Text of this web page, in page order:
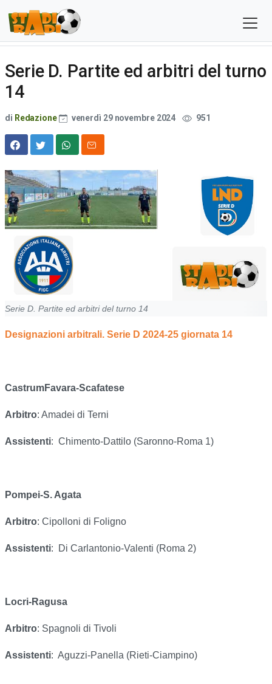
Serie D. Partite ed arbitri del turno
14
di Redazione venerdì 29 novembre 2024 951
Serie D. Partite ed arbitri del turno 14
Designazioni arbitrali. Serie D 2024-25 giornata 14
CastrumFavara-Scafatese
Arbitro: Amadei di Terni
Assistenti: Chimento-Dattilo (Saronno-Roma 1)
Pompei-S. Agata
Arbitro: Cipolloni di Foligno
Assistenti: Di Carlantonio-Valenti (Roma 2)
Locri-Ragusa
Arbitro: Spagnoli di Tivoli
Assistenti: Aguzzi-Panella (Rieti-Ciampino)